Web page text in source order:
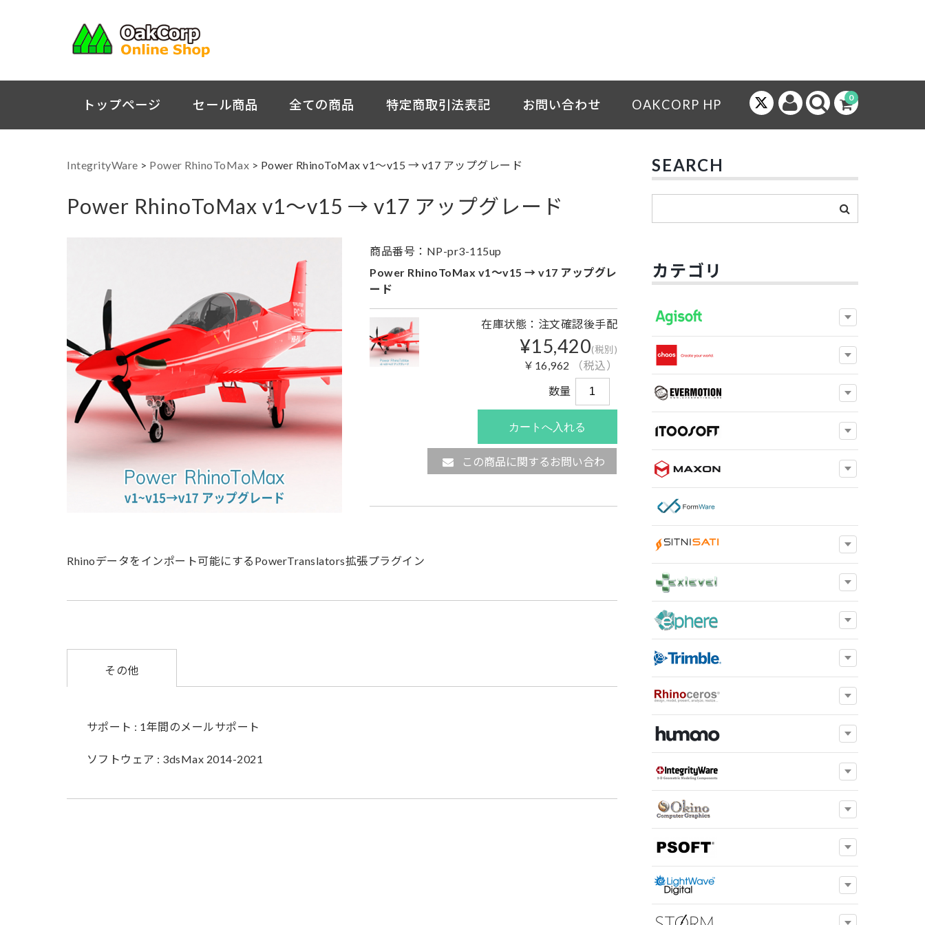
0
トップページ セール商品 全ての商品 特定商取引法表記 お問い合わせ OAKCORP HP
IntegrityWare > Power RhinoToMax > Power RhinoToMax v1～v15 → v17 アップグレード
Power RhinoToMax v1～v15 → v17 アップグレード
商品番号：NP-pr3-115up
Power RhinoToMax v1～v15 → v17 アップグレ
ード
在庫状態：注文確認後手配
¥15,420(税別)
￥16,962
（税込）
数量
この商品に関するお問い合わ
Rhinoデータをインポート可能にするPowerTranslators拡張プラグイン
その他
サポート : 1年間のメールサポート
ソフトウェア : 3dsMax 2014-2021
SEARCH
カテゴリ